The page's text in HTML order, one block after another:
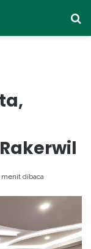
menit dibaca